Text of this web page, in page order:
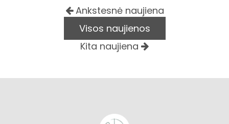
Ankstesnė naujiena
Visos naujienos
Kita naujiena